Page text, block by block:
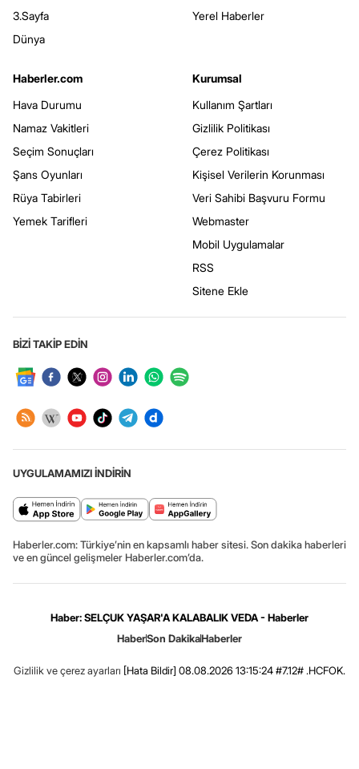
3.Sayfa
Dünya
Yerel Haberler
Haberler.com
Hava Durumu
Namaz Vakitleri
Seçim Sonuçları
Şans Oyunları
Rüya Tabirleri
Yemek Tarifleri
Kurumsal
Kullanım Şartları
Gizlilik Politikası
Çerez Politikası
Kişisel Verilerin Korunması
Veri Sahibi Başvuru Formu
Webmaster
Mobil Uygulamalar
RSS
Sitene Ekle
BİZİ TAKİP EDİN
UYGULAMAMIZI İNDİRİN
Haberler.com: Türkiye’nin en kapsamlı haber sitesi. Son dakika haberleri
ve en güncel gelişmeler Haberler.com’da.
Haber: SELÇUK YAŞAR'A KALABALIK VEDA - Haberler
HaberSon DakikaHaberler
Gizlilik ve çerez ayarları [Hata Bildir] 08.08.2026 13:15:24 #7.12# .HCFOK.